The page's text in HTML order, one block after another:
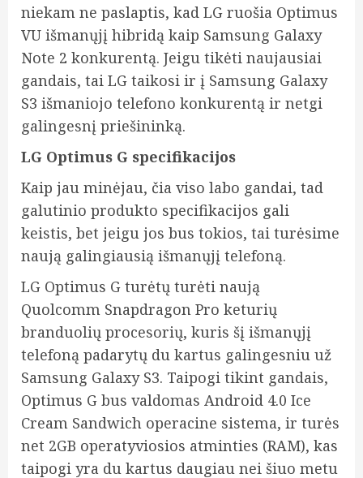
niekam ne paslaptis, kad LG ruošia Optimus
VU išmanųjį hibridą kaip Samsung Galaxy
Note 2 konkurentą. Jeigu tikėti naujausiai
gandais, tai LG taikosi ir į Samsung Galaxy
S3 išmaniojo telefono konkurentą ir netgi
galingesnį priešininką.
LG Optimus G specifikacijos
Kaip jau minėjau, čia viso labo gandai, tad
galutinio produkto specifikacijos gali
keistis, bet jeigu jos bus tokios, tai turėsime
naują galingiausią išmanųjį telefoną.
LG Optimus G turėtų turėti naują
Quolcomm Snapdragon Pro keturių
branduolių procesorių, kuris šį išmanųjį
telefoną padarytų du kartus galingesniu už
Samsung Galaxy S3. Taipogi tikint gandais,
Optimus G bus valdomas Android 4.0 Ice
Cream Sandwich operacine sistema, ir turės
net 2GB operatyviosios atminties (RAM), kas
taipogi yra du kartus daugiau nei šiuo metu